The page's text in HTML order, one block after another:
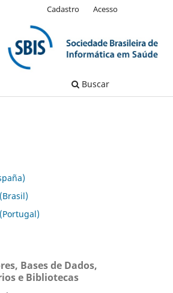
Buscar
Cadastro Acesso
Bases de Dados,
e Bibliotecas